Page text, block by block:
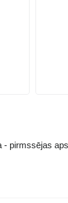
- pirmssējas